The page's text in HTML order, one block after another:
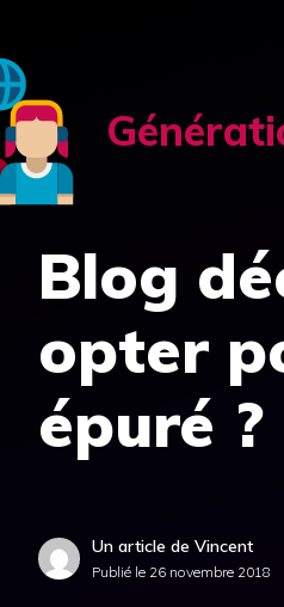
Blog
opter
épuré ?
Un article de Vincent
Publié le 26 novembre 2018